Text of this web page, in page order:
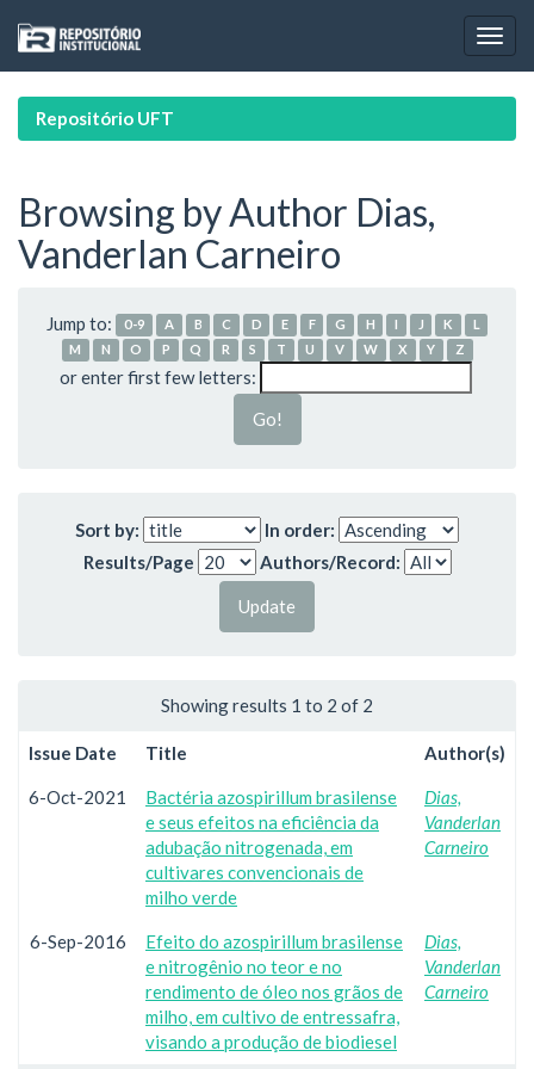
navigation
Repositório UFT
Browsing by Author Dias,
Vanderlan Carneiro
Jump to: 0-9 A B C D E F G H I J K
L
M
N O P Q R S T U V W X Y Z
or enter first few letters:
Sort by:
In order:
Results/Page
Authors/Record:
Showing results 1 to 2 of 2
Issue Date Title Author(s)
6-Oct-2021
Bactéria azospirillum brasilense
e seus efeitos na eficiência da
adubação nitrogenada, em
cultivares convencionais de
milho verde
Dias,
Vanderlan
Carneiro
6-Sep-2016
Efeito do azospirillum brasilense
e nitrogênio no teor e no
rendimento de óleo nos grãos de
milho, em cultivo de entressafra,
visando a produção de biodiesel
Dias,
Vanderlan
Carneiro